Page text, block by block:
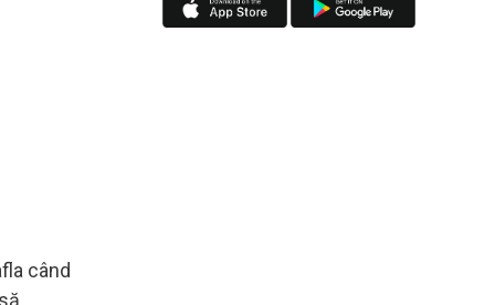
când